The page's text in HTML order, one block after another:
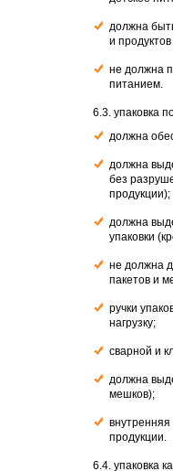
должна
и
не должна
питанием.
6.3. упаковка
должна
должна
без
продукции);
должна
упаковки
не должна
пакетов и
ручки
нагрузку;
сварной и
должна
мешков);
внутренняя
продукции.
6.4. упаковка